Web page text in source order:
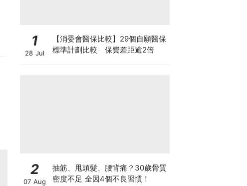
1
28 Jul
【消委會醫保比較】29個自願醫保
標準計劃比較 保費差距逾2倍
2
07 Aug
抽筋、甩頭髮、腰背痛？30歲骨質
密度不足 全因4個不良習慣！